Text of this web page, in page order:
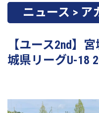
ニュース > ア
【ユース2nd】
城県リーグU-18